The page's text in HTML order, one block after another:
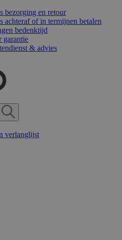
bezorging en retour
achteraf of in termijnen betalen
bedenktijd
garantie
& advies
verlanglijst